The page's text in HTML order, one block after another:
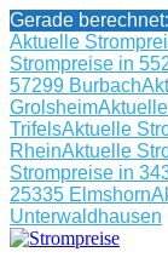
Gerade berechnet:
Aktuelle
Strompreise in
57299 Burbach
Grolsheim
TrifelsAktuelle
RheinAktuelle
Strompreise in
25335 Elmshorn
Unterwaldhausen
Skip